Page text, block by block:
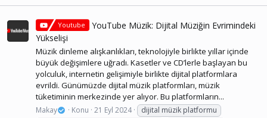
Youtube
YouTube Müzik: Dijital Müziğin Evrimindeki
Yükselişi
Müzik dinleme alışkanlıkları, teknolojiyle birlikte yıllar içinde
büyük değişimlere uğradı. Kasetler ve CD’lerle başlayan bu
yolculuk, internetin gelişimiyle birlikte dijital platformlara
evrildi. Günümüzde dijital müzik platformları, müzik
tüketiminin merkezinde yer alıyor. Bu platformların...
Makay Konu 21 Eyl 2024
dijital müzik platformu